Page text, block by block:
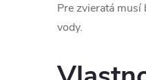
Pre zvieratá
vody.